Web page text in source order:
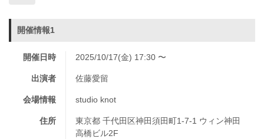
開催情報1
開催日時 2025/10/17(金) 17:30 〜
出演者 佐藤愛留
会場情報 studio knot
住所
東京都 千代田区神田須田町1-7-1 ウィン神田
高橋ビル2F